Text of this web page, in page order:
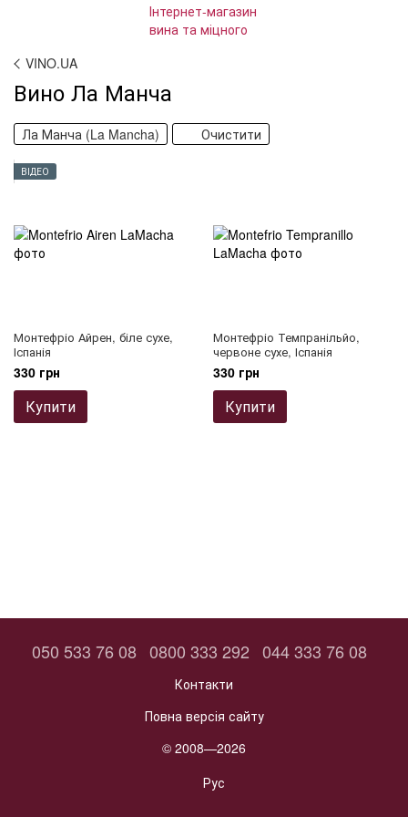
VINO.UA
Вино Ла Манча
Ла Манча (La Mancha) Очистити
ВІДЕО
Монтефріо Айрен, біле сухе,
Іспанія
330 грн
Купити
Монтефріо Темпранільйо,
червоне сухе, Іспанія
330 грн
Купити
050 533 76 08 0800 333 292 044 333 76 08
Контакти
Повна версія сайту
© 2008—2026
Рус